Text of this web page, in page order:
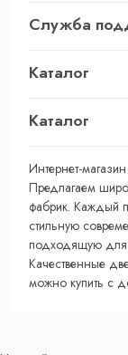
Служба
Каталог
Каталог
Интернет-
Предлагаем
фабрик. Каждый
стильную
подходящую для
Качественные
можно купить с